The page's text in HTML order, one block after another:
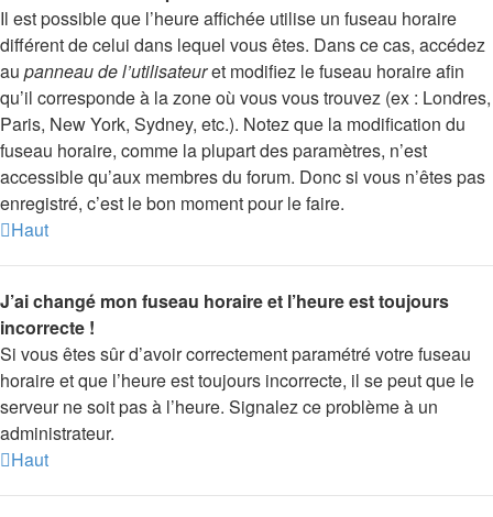
Il est possible que l’heure affichée utilise un fuseau horaire
différent de celui dans lequel vous êtes. Dans ce cas, accédez
au panneau de l’utilisateuret modifiez le fuseau horaire afin
qu’il corresponde à la zone où vous vous trouvez (ex : Londres,
Paris, New York, Sydney, etc.). Notez que la modification du
fuseau horaire, comme la plupart des paramètres, n’est
accessible qu’aux membres du forum. Donc si vous n’êtes pas
enregistré, c’est le bon moment pour le faire.
Haut
J’ai changé mon fuseau horaire et l’heure est toujours
incorrecte !
Si vous êtes sûr d’avoir correctement paramétré votre fuseau
horaire et que l’heure est toujours incorrecte, il se peut que le
serveur ne soit pas à l’heure. Signalez ce problème à un
administrateur.
Haut